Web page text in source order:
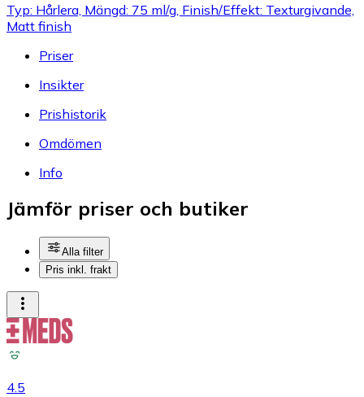
Typ: Hårlera, Mängd: 75 ml/g, Finish/Effekt: Texturgivande,
Matt finish
Priser
Insikter
Prishistorik
Omdömen
Info
Jämför priser och butiker
Alla filter
Pris inkl. frakt
4.5